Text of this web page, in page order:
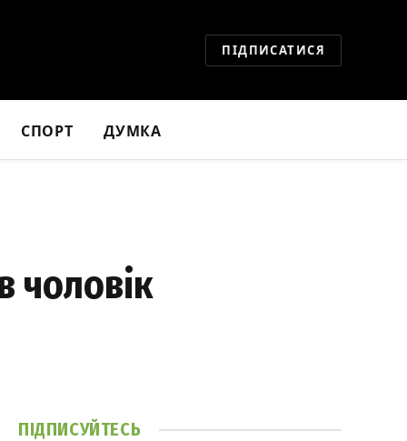
ПІДПИСАТИСЯ
СПОРТ ДУМКА
чоловік
ПІДПИСУЙТЕСЬ